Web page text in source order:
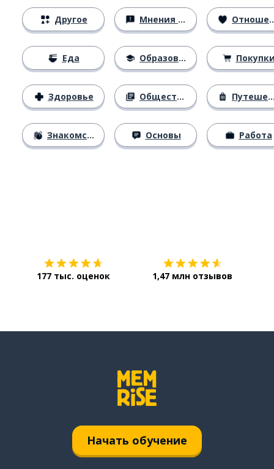
Другое
Еда
Здоровье
Знакомство
Мнения и убеждения
Образование
Общество
Основы
Отношения
Путешествия
Работа
177 тыс. оценок 1,47 млн отзывов
Начать обучение